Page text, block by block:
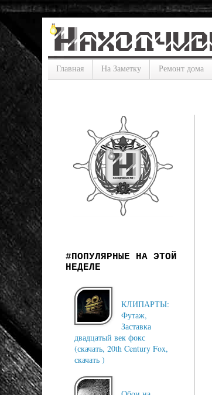
Главная На Заметку Ремонт дома
#ПОПУЛЯРНЫЕ НА ЭТОЙ
НЕДЕЛЕ
КЛИПАРТЫ:
Футаж,
Заставка
двадцатый век фокс
(скачать, 20th Century Fox,
скачать )